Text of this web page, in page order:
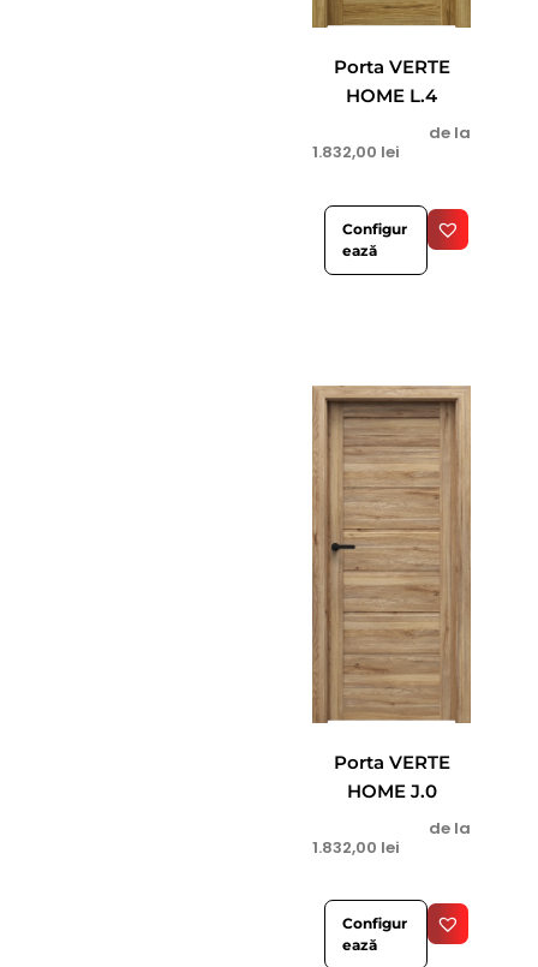
Porta VERTE
HOME L.4
de la
1.832,00 lei
Configur
ează
Porta VERTE
HOME J.0
de la
1.832,00 lei
Configur
ează